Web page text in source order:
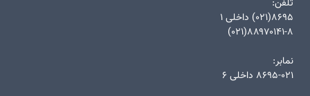
تلفن:
۸۶۹۵(۰۲۱) داخلی ۱
۸۸۹۷۰۱۴۱-۸(۰۲۱)
نمابر:
۸۶۹۵-۰۲۱ داخلی ۶